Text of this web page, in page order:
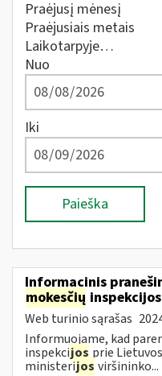
Praėjusį mėnesį
Praėjusiais metais
Laikotarpyje…
Nuo
Iki
Paieška
Informacinis
mokesčių
Web turinio sąrašas
Informuojame, kad
inspekcijos prie
ministerijos viršininko...